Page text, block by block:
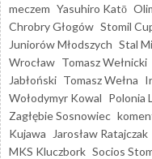
meczem Yasuhiro Katō
Chrobry Głogów Stomil
Juniorów Młodszych Stal
Wrocław Tomasz Wełnicki
Jabłoński Tomasz Wełna
Wołodymyr Kowal Polonia
Zagłębie Sosnowiec
Kujawa
Jarosław Ratajczak
MKS Kluczbork Socios